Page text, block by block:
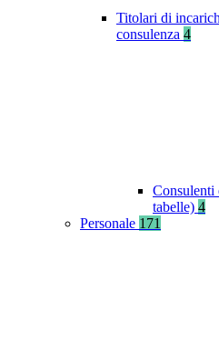
Titolari di
consulenza 4
Consulenti
tabelle) 4
Personale 171